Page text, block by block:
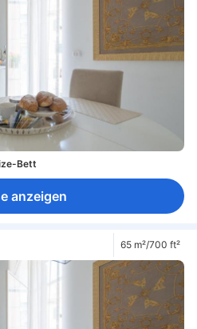
Bett
anzeigen
65 m²/700 ft²